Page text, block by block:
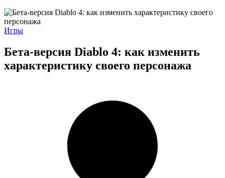
Игры
Бета-версия Diablo 4: как изменить
характеристику своего персонажа